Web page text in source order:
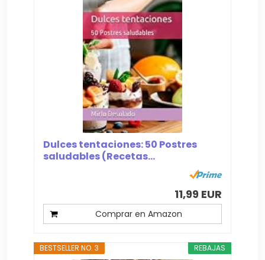
Dulces tentaciones: 50 Postres
saludables (Recetas...
11,99 EUR
Comprar en Amazon
REBAJAS
BESTSELLER NO. 3